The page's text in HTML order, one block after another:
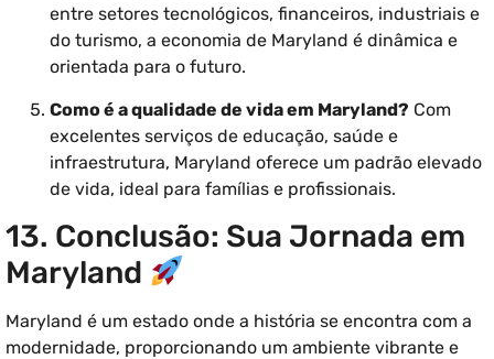
entre setores tecnológicos, financeiros, industriais e
do turismo, a economia de Maryland é dinâmica e
orientada para o futuro.
Como é a qualidade de vida em Maryland? Com
excelentes serviços de educação, saúde e
infraestrutura, Maryland oferece um padrão elevado
de vida, ideal para famílias e profissionais.
13. Conclusão: Sua Jornada em
Maryland
Maryland é um estado onde a história se encontra com a
modernidade, proporcionando um ambiente vibrante e